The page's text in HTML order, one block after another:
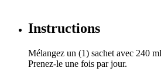
Instructions
Mélangez un (1) sachet avec 240
Prenez-le une fois par jour.